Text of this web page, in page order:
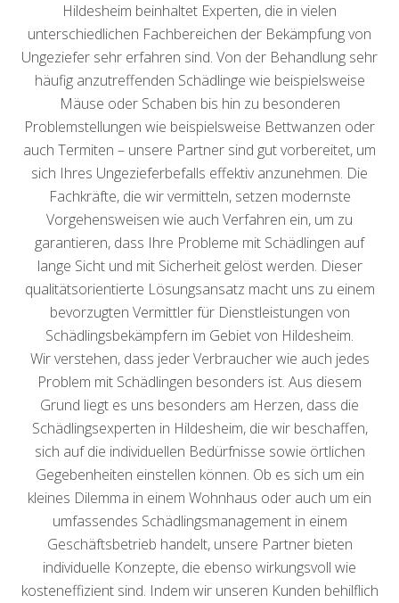
Hildesheim beinhaltet Experten, die in vielen
unterschiedlichen Fachbereichen der Bekämpfung von
Ungeziefer sehr erfahren sind. Von der Behandlung sehr
häufig anzutreffenden Schädlinge wie beispielsweise
Mäuse oder Schaben bis hin zu besonderen
Problemstellungen wie beispielsweise Bettwanzen oder
auch Termiten – unsere Partner sind gut vorbereitet, um
sich Ihres Ungezieferbefalls effektiv anzunehmen. Die
Fachkräfte, die wir vermitteln, setzen modernste
Vorgehensweisen wie auch Verfahren ein, um zu
garantieren, dass Ihre Probleme mit Schädlingen auf
lange Sicht und mit Sicherheit gelöst werden. Dieser
qualitätsorientierte Lösungsansatz macht uns zu einem
bevorzugten Vermittler für Dienstleistungen von
Schädlingsbekämpfern im Gebiet von Hildesheim.
Wir verstehen, dass jeder Verbraucher wie auch jedes
Problem mit Schädlingen besonders ist. Aus diesem
Grund liegt es uns besonders am Herzen, dass die
Schädlingsexperten in Hildesheim, die wir beschaffen,
sich auf die individuellen Bedürfnisse sowie örtlichen
Gegebenheiten einstellen können. Ob es sich um ein
kleines Dilemma in einem Wohnhaus oder auch um ein
umfassendes Schädlingsmanagement in einem
Geschäftsbetrieb handelt, unsere Partner bieten
individuelle Konzepte, die ebenso wirkungsvoll wie
kosteneffizient sind. Indem wir unseren Kunden behilflich